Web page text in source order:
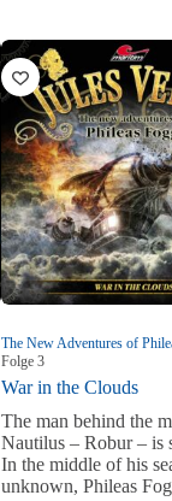
The New Adventures of
Folge 3
War in the Clouds
The man behind the
Nautilus – Robur – is
In the middle of his
unknown, Phileas